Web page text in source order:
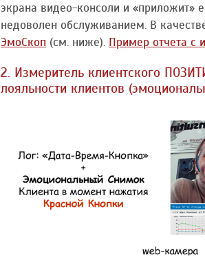
экрана видео-консоли и «приложит»
недоволен обслуживанием. В
ЭмоСкоп (см. ниже). Пример отчета с
2. Измеритель клиентского
лояльности клиентов